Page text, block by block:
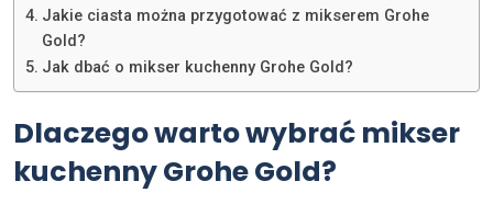
Jakie ciasta można przygotować z mikserem Grohe
Gold?
Jak dbać o mikser kuchenny Grohe Gold?
Dlaczego warto wybrać mikser
kuchenny Grohe Gold?